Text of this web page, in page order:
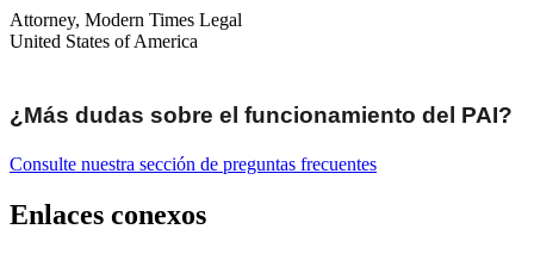
Attorney, Modern Times Legal
United States of America
¿Más dudas sobre el funcionamiento del PAI?
Consulte nuestra sección de preguntas frecuentes
Enlaces conexos